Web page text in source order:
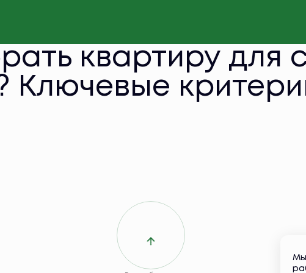
квартиру для
Ключевые
Мы